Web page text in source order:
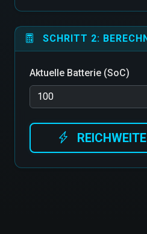
SCHRITT 2:
Aktuelle Batterie (SoC)